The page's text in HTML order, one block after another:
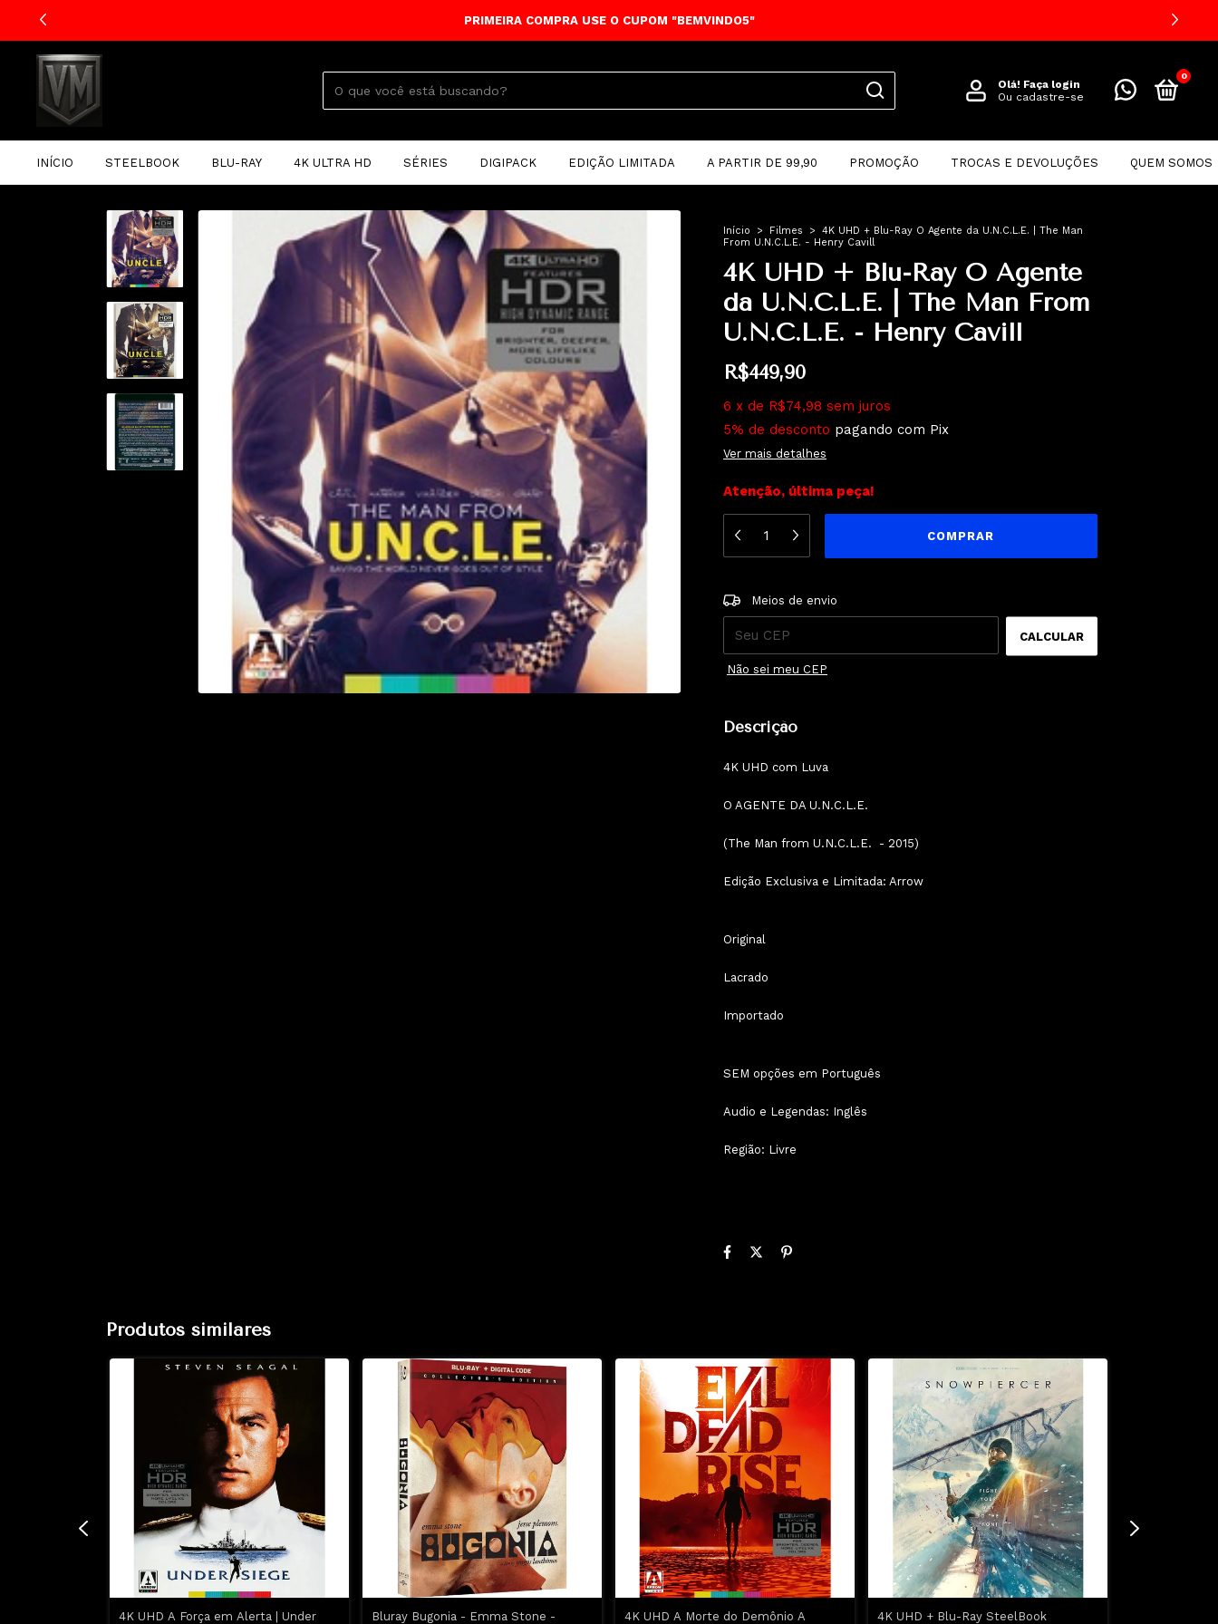
Olá! Faça login
Ou cadastre-se
0
INÍCIO STEELBOOK BLU-RAY 4K ULTRA HD SÉRIES DIGIPACK EDIÇÃO LIMITADA A PARTIR DE 99,90 PROMOÇÃO TROCAS E DEVOLUÇÕES QUEM SOMOS
Início > Filmes >
4K UHD + Blu-Ray O Agente da U.N.C.L.E. | The Man
From U.N.C.L.E. - Henry Cavill
4K UHD + Blu-Ray O Agente
da U.N.C.L.E. | The Man From
U.N.C.L.E. - Henry Cavill
R$449,90
6 x de R$74,98 sem juros
5% de desconto pagando com Pix
Ver mais detalhes
Atenção, última peça!
Entregas para o CEP:
Meios de envio
CALCULAR
Não sei meu CEP
Descrição
4K UHD com Luva
O AGENTE DA U.N.C.L.E.
(The Man from U.N.C.L.E. - 2015)
Edição Exclusiva e Limitada: Arrow
Original
Lacrado
Importado
SEM opções em Português
Audio e Legendas: Inglês
Região: Livre
Produtos similares
4K UHD A Força em Alerta | Under
Bluray Bugonia - Emma Stone -
4K UHD A Morte do Demônio A
4K UHD + Blu-Ray SteelBook